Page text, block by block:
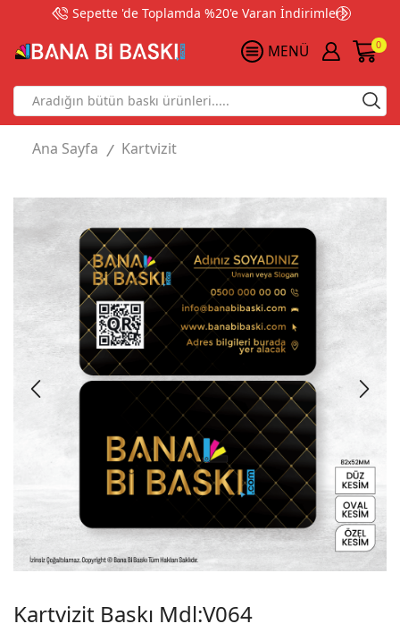
Sepette 'de Toplamda %20'e Varan İndirimler!
MENÜ 0
Search
input
Ana Sayfa / Kartvizit
Kartvizit Baskı Mdl:V064